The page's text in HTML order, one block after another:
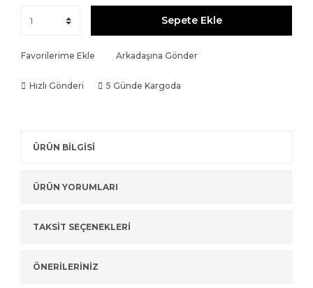
Sepete Ekle
Favorilerime Ekle Arkadaşına Gönder
Hızlı Gönderi 5 Günde Kargoda
ÜRÜN BİLGİSİ
ÜRÜN YORUMLARI
TAKSİT SEÇENEKLERİ
ÖNERİLERİNİZ